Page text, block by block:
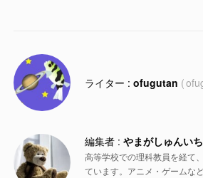
ofugutan
やまがしゅんいち
高等学校での理科教員を経て
ています。アニメ・ゲームな